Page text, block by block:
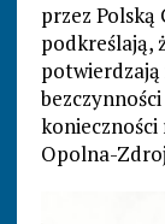
przez Polską
podkreślają,
Opolna-